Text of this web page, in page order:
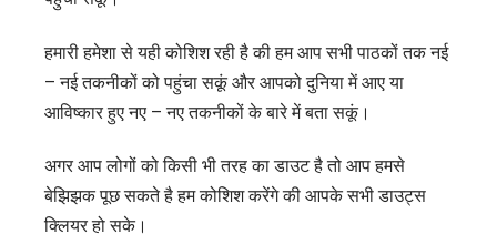
हमारी हमेशा से यही कोशिश रही है की हम आप सभी पाठकों तक नई
– नई तकनीकों को पहुंचा सकूं और आपको दुनिया में आए या
आविष्कार हुए नए – नए तकनीकों के बारे में बता सकूं।
अगर आप लोगों को किसी भी तरह का डाउट है तो आप हमसे
बेझिझक पूछ सकते है हम कोशिश करेंगे की आपके सभी डाउट्स
क्लियर हो सके।